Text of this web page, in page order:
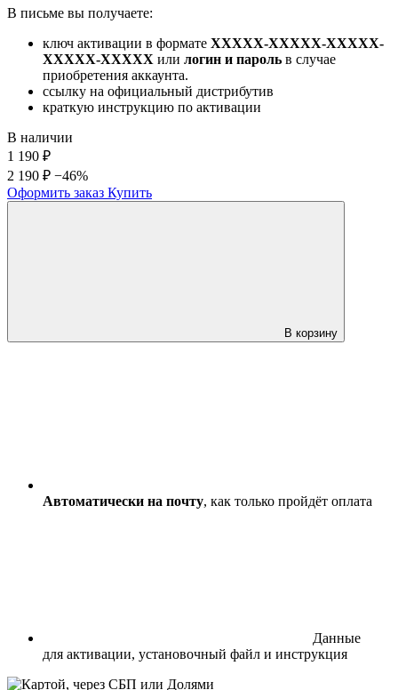
В письме вы получаете:
ключ активации в формате XXXXX-XXXXX-XXXXX-
XXXXX-XXXXX или логин и пароль в случае
приобретения аккаунта.
ссылку на официальный дистрибутив
краткую инструкцию по активации
В наличии
1 190 ₽
2 190 ₽ −46%
Оформить заказ Купить
В корзину
Автоматически на почту, как только пройдёт оплата
Данные
для активации, установочный файл и инструкция